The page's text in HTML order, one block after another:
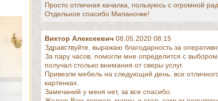
Просто отличная качалка, пользуюсь с огромной
Отдельное спасибо Миланочке!
Виктор Алексеевич 08.05.2020 08:15
Здравствуйте, выражаю благодарность за
За пару часов, помогли мне определится с
получал столько внимания от сверы услуг.
Привезли мебель на следующий день, все
картинках.
Замечаний у меня нет, за все спасибо.